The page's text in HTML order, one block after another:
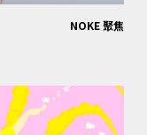
NOKE 聚焦